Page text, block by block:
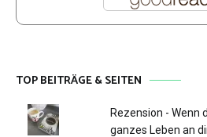
TOP BEITRÄGE & SEITEN
Rezension - Wenn
ganzes Leben an